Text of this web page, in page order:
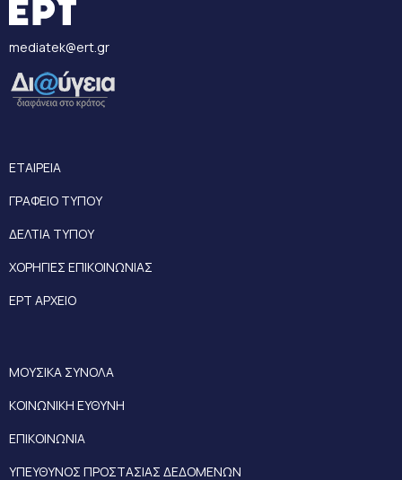
mediatek@ert.gr
ΕΤΑΙΡΕΙΑ
ΓΡΑΦΕΙΟ ΤΥΠΟΥ
ΔΕΛΤΙΑ ΤΥΠΟΥ
ΧΟΡΗΓΙΕΣ ΕΠΙΚΟΙΝΩΝΙΑΣ
ΕΡΤ ΑΡΧΕΙΟ
ΜΟΥΣΙΚΑ ΣΥΝΟΛΑ
ΚΟΙΝΩΝΙΚΗ ΕΥΘΥΝΗ
ΕΠΙΚΟΙΝΩΝΙΑ
ΥΠΕΥΘΥΝΟΣ ΠΡΟΣΤΑΣΙΑΣ ΔΕΔΟΜΕΝΩΝ